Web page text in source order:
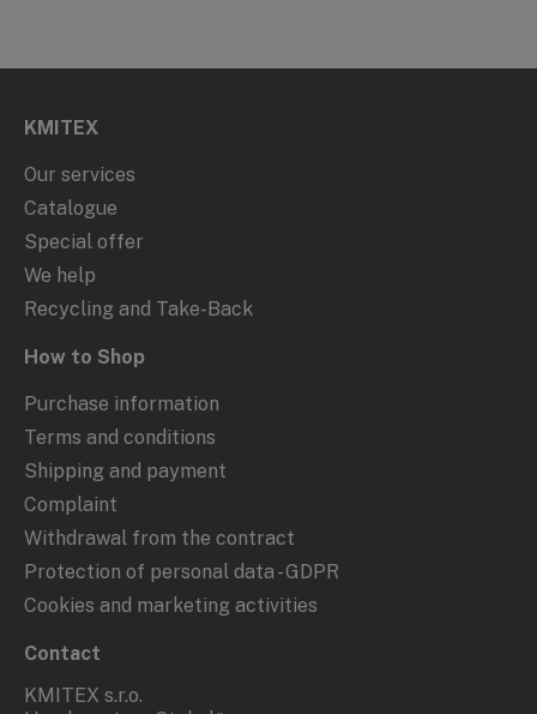
KMITEX
Our services
Catalogue
Special offer
We help
Recycling and Take-Back
How to Shop
Purchase information
Terms and conditions
Shipping and payment
Complaint
Withdrawal from the contract
Protection of personal data - GDPR
Cookies and marketing activities
Contact
KMITEX s.r.o.